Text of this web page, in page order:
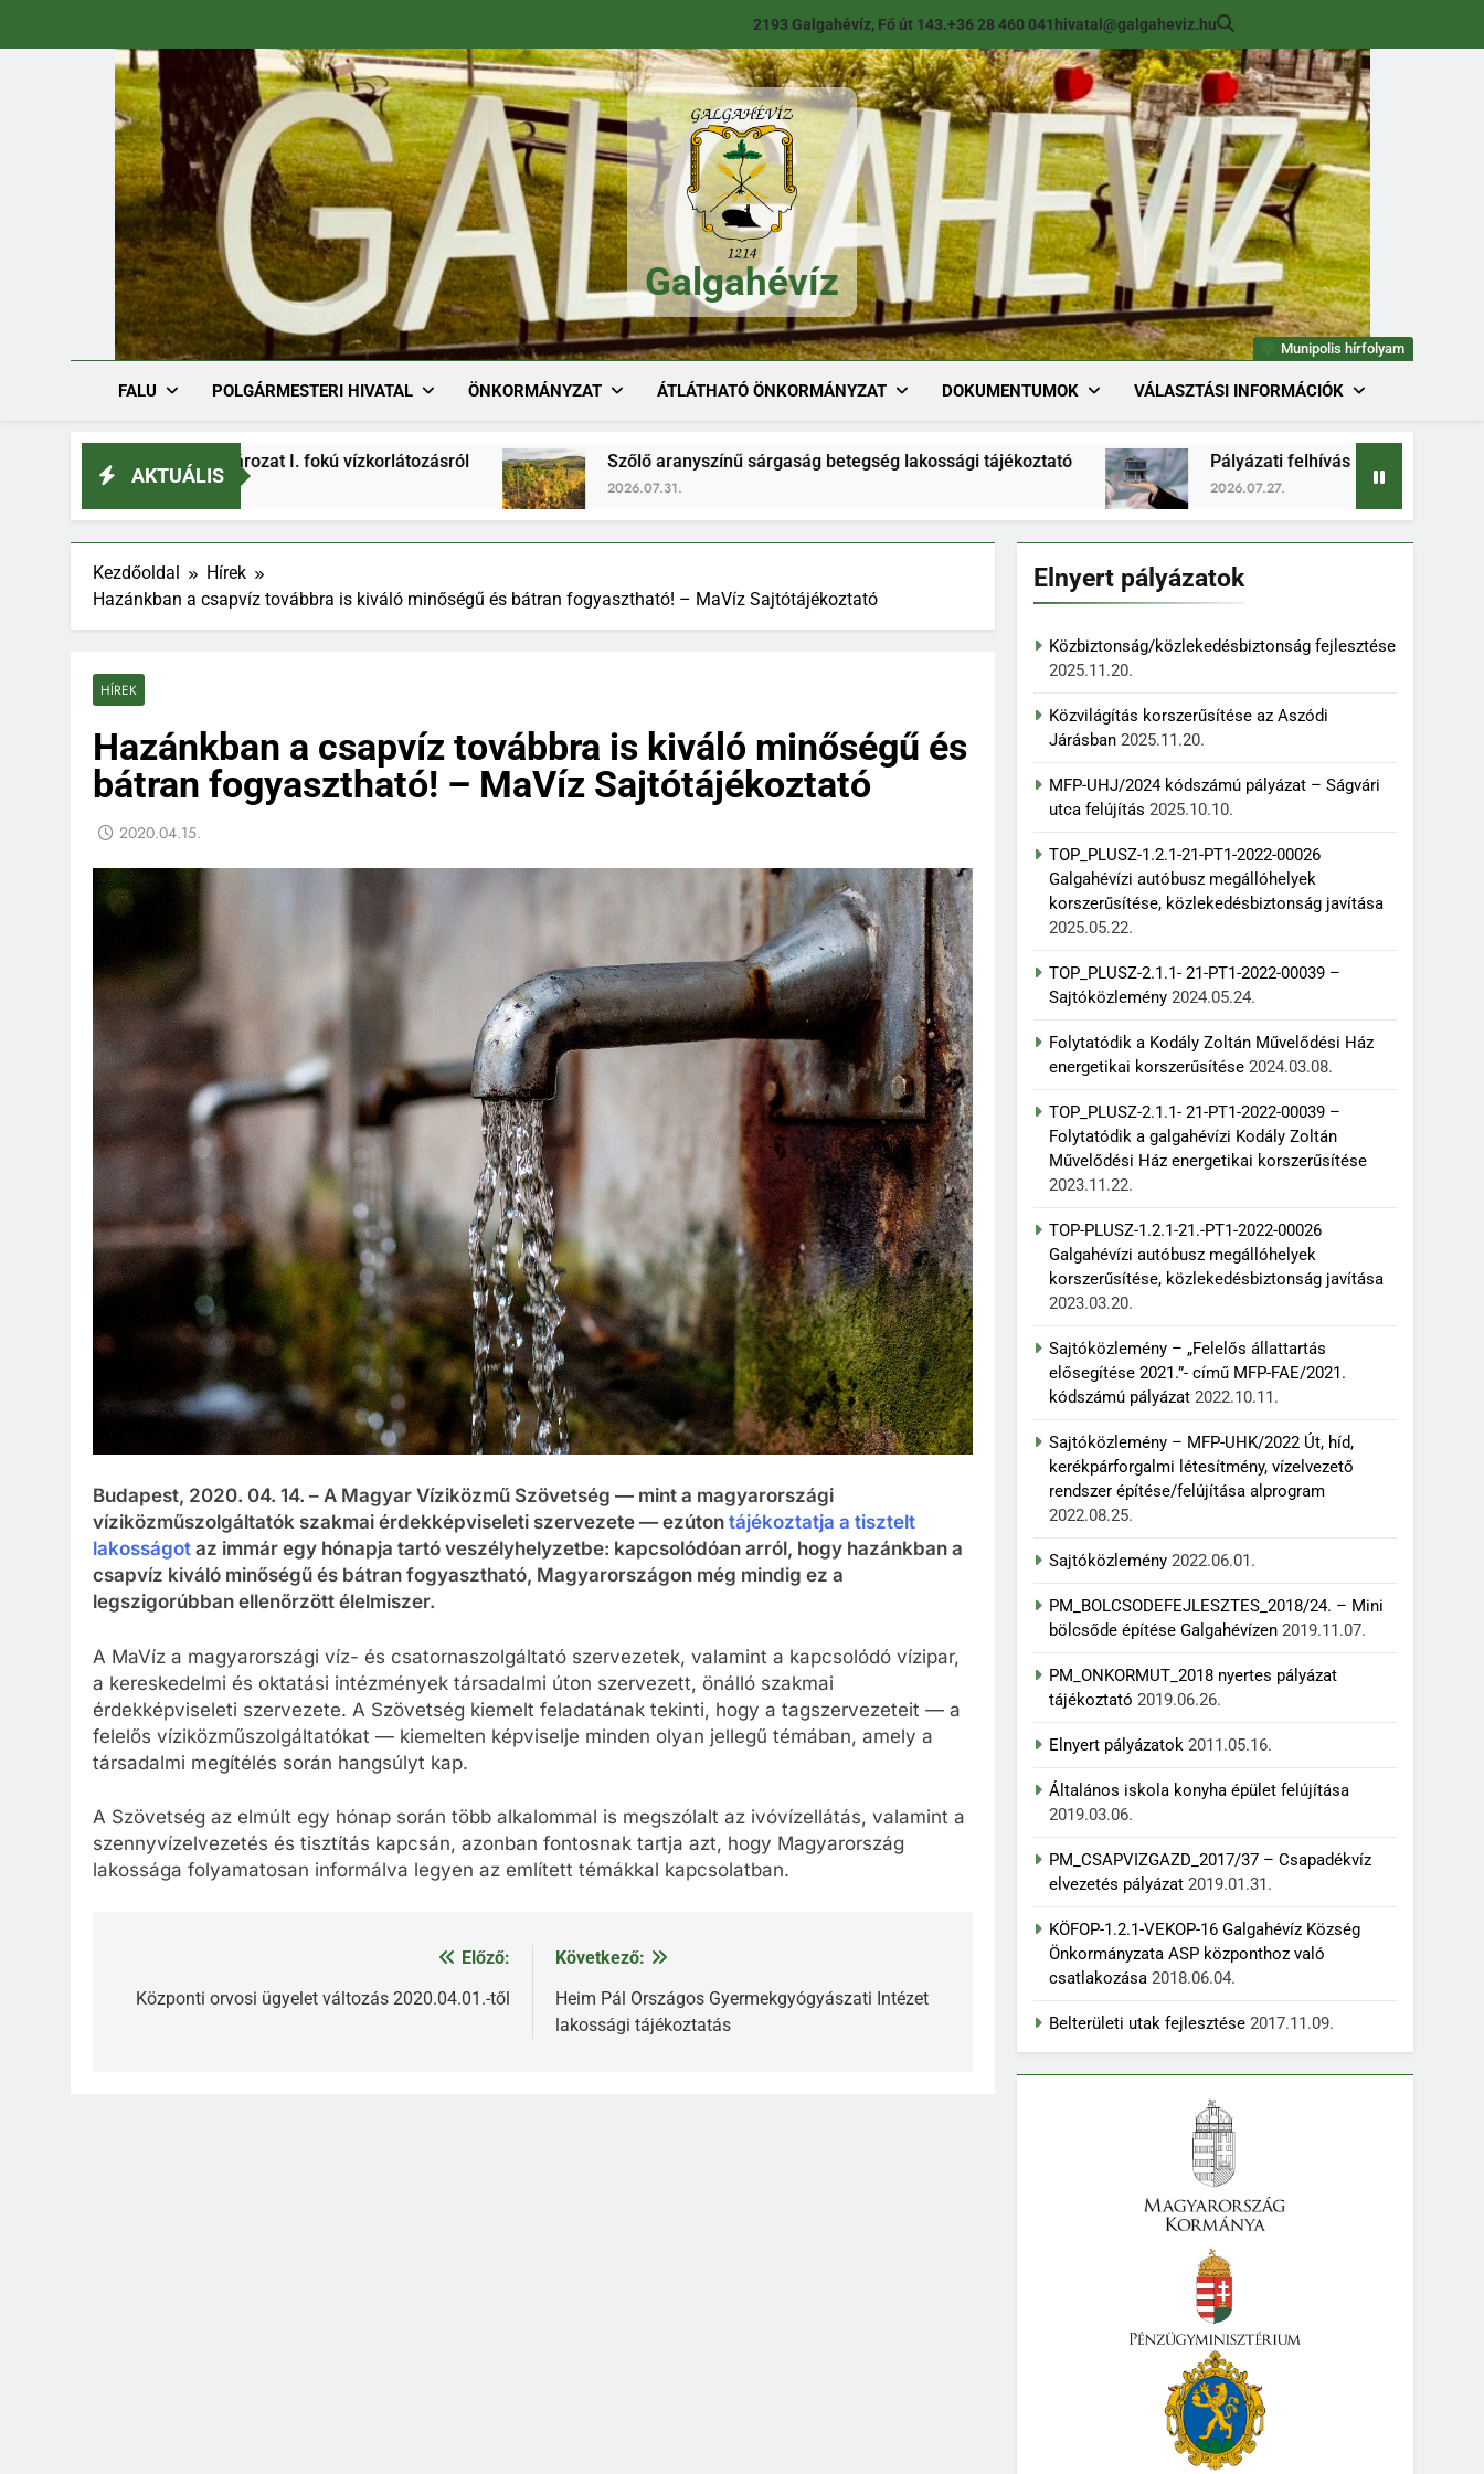
2193 Galgahévíz, Fő út 143.+36 28 460 041 hivatal@galgaheviz.hu
Galgahévíz
Galgahévíz
Munipolis hírfolyam
FALU POLGÁRMESTERI HIVATAL ÖNKORMÁNYZAT ÁTLÁTHATÓ ÖNKORMÁNYZAT DOKUMENTUMOK VÁLASZTÁSI INFORMÁCIÓK
AKTUÁLIS
1/2026. határozat I. fokú vízkorlátozásról Szőlő aranyszínű sárgaság betegség lakossági tájékoztató
2026.07.31.
Pályázati felhívás (módosított) ingatlan
2026.07.27.
Kezdőoldal
Hírek
Hazánkban a csapvíz továbbra is kiváló minőségű és bátran fogyasztható! – MaVíz Sajtótájékoztató
HÍREK
Hazánkban a csapvíz továbbra is kiváló minőségű és
bátran fogyasztható! – MaVíz Sajtótájékoztató
2020.04.15.
Budapest, 2020. 04. 14. – A Magyar Víziközmű Szövetség — mint a magyarországi
víziközműszolgáltatók szakmai érdekképviseleti szervezete — ezúton tájékoztatja a tisztelt
lakosságot az immár egy hónapja tartó veszélyhelyzetbe: kapcsolódóan arról, hogy hazánkban a
csapvíz kiváló minőségű és bátran fogyasztható, Magyarországon még mindig ez a
legszigorúbban ellenőrzött élelmiszer.
A MaVíz a magyarországi víz- és csatornaszolgáltató szervezetek, valamint a kapcsolódó vízipar,
a kereskedelmi és oktatási intézmények társadalmi úton szervezett, önálló szakmai
érdekképviseleti szervezete. A Szövetség kiemelt feladatának tekinti, hogy a tagszervezeteit — a
felelős víziközműszolgáltatókat — kiemelten képviselje minden olyan jellegű témában, amely a
társadalmi megítélés során hangsúlyt kap.
A Szövetség az elmúlt egy hónap során több alkalommal is megszólalt az ivóvízellátás, valamint a
szennyvízelvezetés és tisztítás kapcsán, azonban fontosnak tartja azt, hogy Magyarország
lakossága folyamatosan informálva legyen az említett témákkal kapcsolatban.
navigáció
Előző:
Központi orvosi ügyelet változás 2020.04.01.-től
Következő:
Heim Pál Országos Gyermekgyógyászati Intézet
lakossági tájékoztatás
Elnyert pályázatok
Közbiztonság/közlekedésbiztonság fejlesztése
2025.11.20.
Közvilágítás korszerűsítése az Aszódi
Járásban 2025.11.20.
MFP-UHJ/2024 kódszámú pályázat – Ságvári
utca felújítás 2025.10.10.
TOP_PLUSZ-1.2.1-21-PT1-2022-00026
Galgahévízi autóbusz megállóhelyek
korszerűsítése, közlekedésbiztonság javítása
2025.05.22.
TOP_PLUSZ-2.1.1- 21-PT1-2022-00039 –
Sajtóközlemény 2024.05.24.
Folytatódik a Kodály Zoltán Művelődési Ház
energetikai korszerűsítése 2024.03.08.
TOP_PLUSZ-2.1.1- 21-PT1-2022-00039 –
Folytatódik a galgahévízi Kodály Zoltán
Művelődési Ház energetikai korszerűsítése
2023.11.22.
TOP-PLUSZ-1.2.1-21.-PT1-2022-00026
Galgahévízi autóbusz megállóhelyek
korszerűsítése, közlekedésbiztonság javítása
2023.03.20.
Sajtóközlemény – „Felelős állattartás
elősegítése 2021.”- című MFP-FAE/2021.
kódszámú pályázat 2022.10.11.
Sajtóközlemény – MFP-UHK/2022 Út, híd,
kerékpárforgalmi létesítmény, vízelvezető
rendszer építése/felújítása alprogram
2022.08.25.
Sajtóközlemény 2022.06.01.
PM_BOLCSODEFEJLESZTES_2018/24. – Mini
bölcsőde építése Galgahévízen 2019.11.07.
PM_ONKORMUT_2018 nyertes pályázat
tájékoztató 2019.06.26.
Elnyert pályázatok 2011.05.16.
Általános iskola konyha épület felújítása
2019.03.06.
PM_CSAPVIZGAZD_2017/37 – Csapadékvíz
elvezetés pályázat 2019.01.31.
KÖFOP-1.2.1-VEKOP-16 Galgahévíz Község
Önkormányzata ASP központhoz való
csatlakozása 2018.06.04.
Belterületi utak fejlesztése 2017.11.09.